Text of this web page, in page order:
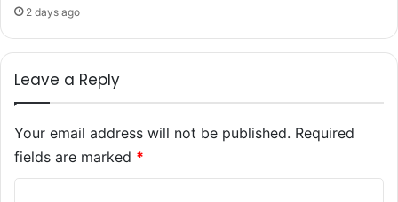
2 days ago
Leave a Reply
Your email address will not be published. Required
fields are marked *